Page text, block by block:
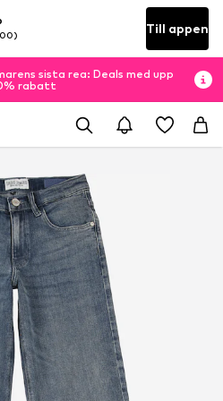
Till appen
sista rea: Deals med upp
rabatt